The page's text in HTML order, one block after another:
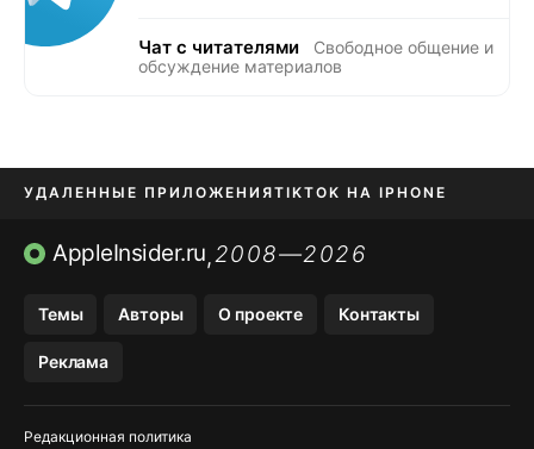
Чат с читателями
Свободное общение и
обсуждение материалов
УДАЛЕННЫЕ ПРИЛОЖЕНИЯTIKTOK НА IPHONE
ПРИЛОЖЕНИЯ БЕЗ APP STORE
AppleInsider.ru,2008—2026
Темы Авторы О проекте Контакты
Реклама
Редакционная политика